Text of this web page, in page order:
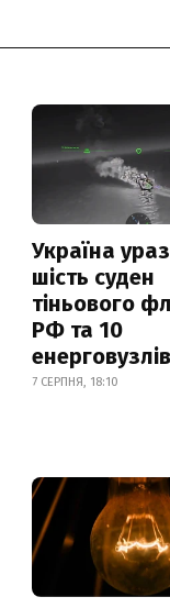
Україна
шість суден
тіньового
РФ та 10
енерговузлів
7 СЕРПНЯ, 18:10